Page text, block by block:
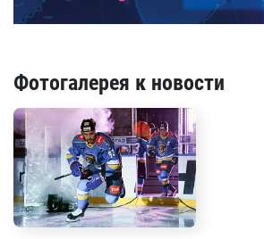
Фотогалерея к новости